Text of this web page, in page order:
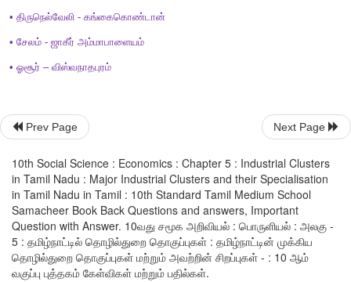
Prev Page Next Page
10th Social Science : Economics : Chapter 5 : Industrial Clusters
in Tamil Nadu : Major Industrial Clusters and their Specialisation
in Tamil Nadu in Tamil : 10th Standard Tamil Medium School
Samacheer Book Back Questions and answers, Important
Question with Answer. 10வது சமூக அறிவியல் : பொருளியல் : அலகு -
5 : தமிழ்நாட்டில் தொழில்துறை தொகுப்புகள் : தமிழ்நாட்டின் முக்கிய
தொழில்துறை தொகுப்புகள் மற்றும் அவற்றின் சிறப்புகள் - : 10 ஆம்
வகுப்பு புத்தகம் கேள்விகள் மற்றும் பதில்கள்.